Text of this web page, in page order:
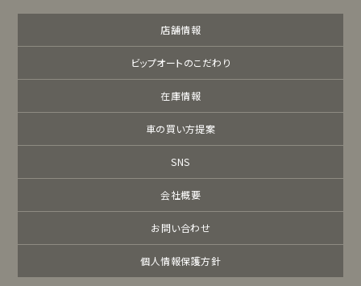
店舗情報
ビップオートのこだわり
在庫情報
車の買い方提案
SNS
会社概要
お問い合わせ
個人情報保護方針